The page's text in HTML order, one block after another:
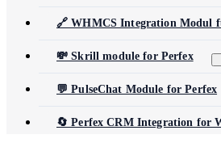
🔗 WHMCS Integration Modul
💸 Skrill module for Perfex
💬 PulseChat Module for Perfex
🔄 Perfex CRM Integration for